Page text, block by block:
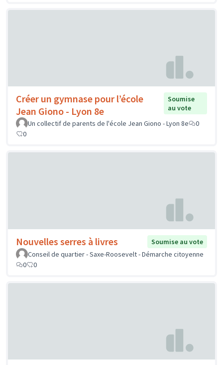
Créer un gymnase pour l’école
Jean Giono - Lyon 8e
Soumise
au vote
Un collectif de parents de l'école Jean Giono - Lyon 8e
0
0
Nouvelles serres à livres
Soumise au vote
Conseil de quartier - Saxe-Roosevelt - Démarche citoyenne
0
0